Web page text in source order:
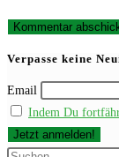
Kommentieren
zum
ein
Verpasse keine
Email
Indem Du